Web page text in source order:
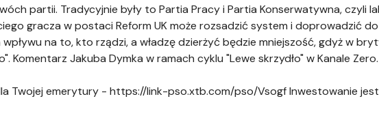
partii. Tradycyjnie były to Partia Pracy i Partia Konserwatywna, czyli
gracza w postaci Reform UK może rozsadzić system i doprowadzić
wpływu na to, kto rządzi, a władzę dzierżyć będzie mniejszość, gdyż w
Komentarz Jakuba Dymka w ramach cyklu "Lewe skrzydło" w Kanale Zero.
Twojej emerytury - https://link-pso.xtb.com/pso/Vsogf Inwestowanie